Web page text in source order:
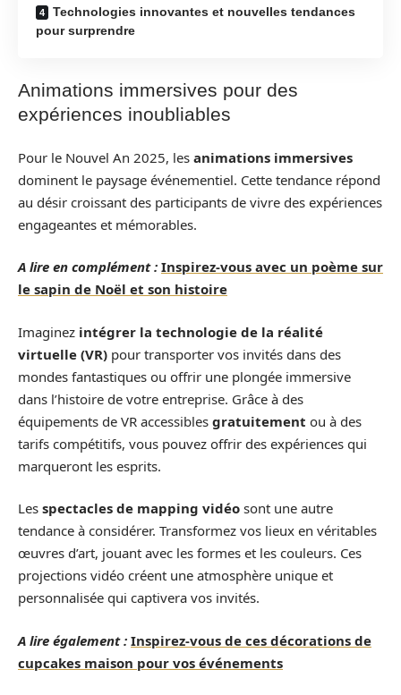
Technologies innovantes et nouvelles tendances
pour surprendre
Animations immersives pour des
expériences inoubliables
Pour le Nouvel An 2025, les animations immersives
dominent le paysage événementiel. Cette tendance répond
au désir croissant des participants de vivre des expériences
engageantes et mémorables.
A lire en complément : Inspirez-vous avec un poème sur
le sapin de Noël et son histoire
Imaginez intégrer la technologie de la réalité
virtuelle (VR) pour transporter vos invités dans des
mondes fantastiques ou offrir une plongée immersive
dans l’histoire de votre entreprise. Grâce à des
équipements de VR accessibles gratuitement ou à des
tarifs compétitifs, vous pouvez offrir des expériences qui
marqueront les esprits.
Les spectacles de mapping vidéo sont une autre
tendance à considérer. Transformez vos lieux en véritables
œuvres d’art, jouant avec les formes et les couleurs. Ces
projections vidéo créent une atmosphère unique et
personnalisée qui captivera vos invités.
A lire également : Inspirez-vous de ces décorations de
cupcakes maison pour vos événements